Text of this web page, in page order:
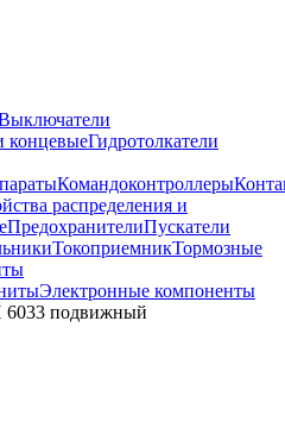
концевыеГидротолкатели
Командоконтроллеры
распределения и
ПредохранителиПускатели
ТокоприемникТормозные
Электронные компоненты
6033 подвижный